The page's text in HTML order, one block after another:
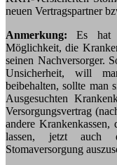
neuen Vertragspartner
Anmerkung: Es hat
Möglichkeit, die
seinen Nachversorger.
Unsicherheit, will
beibehalten, sollte man
Ausgesuchten
Versorgungsvertrag
andere
lassen, jetzt auch
Stomaversorgung